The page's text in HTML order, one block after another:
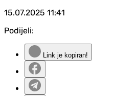
15.07.2025 11:41
Podijeli:
Link je kopiran!